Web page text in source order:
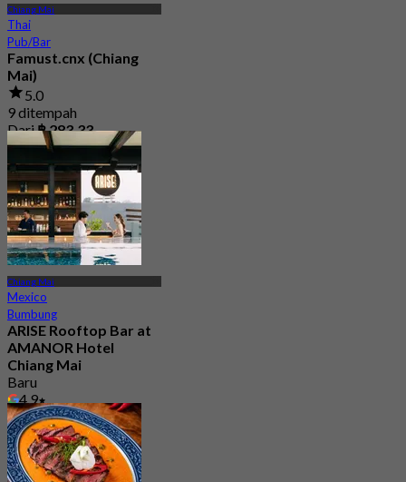
Chiang Mai
Thai
Pub/Bar
Famust.cnx (Chiang
Mai)
5.0
9 ditempah
Dari฿ 283.33
Chiang Mai
Mexico
Bumbung
ARISE Rooftop Bar at
AMANOR Hotel
Chiang Mai
Baru
4.9
Dari฿ 847.5